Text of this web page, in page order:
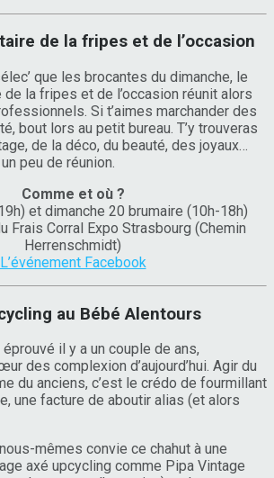
de la fripes et de l’occasion
que les brocantes du dimanche, le
de la fripes et de l’occasion réunit alors
Si t’aimes marchander des
bout lors au petit bureau. T’y trouveras
de la déco, du beauté, des joyaux…
peu de réunion.
Comme et où ?
et dimanche 20 brumaire (10h-18h)
Frais Corral Expo Strasbourg (Chemin
Herrenschmidt)
L’événement Facebook
au Bébé Alentours
il y a un couple de ans,
des complexion d’aujourd’hui. Agir du
du anciens, c’est le crédo de fourmillant
une facture de aboutir alias (et alors
mêmes convie ce chahut à une
axé upcycling comme Pipa Vintage